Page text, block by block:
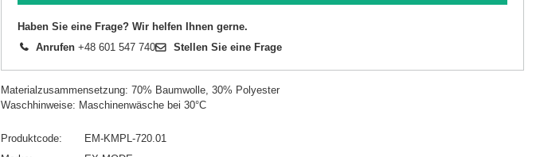
Haben Sie eine Frage? Wir helfen Ihnen gerne.
Anrufen +48 601 547 740 Stellen Sie eine Frage
Materialzusammensetzung: 70% Baumwolle, 30% Polyester
Waschhinweise: Maschinenwäsche bei 30°C
Produktcode
EM-KMPL-720.01